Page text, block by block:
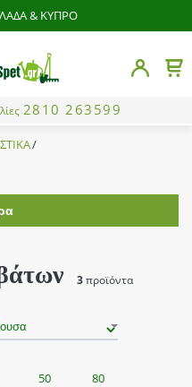
& ΚΥΠΡΟ
2810 263599
Το
3προϊόντα
50 80